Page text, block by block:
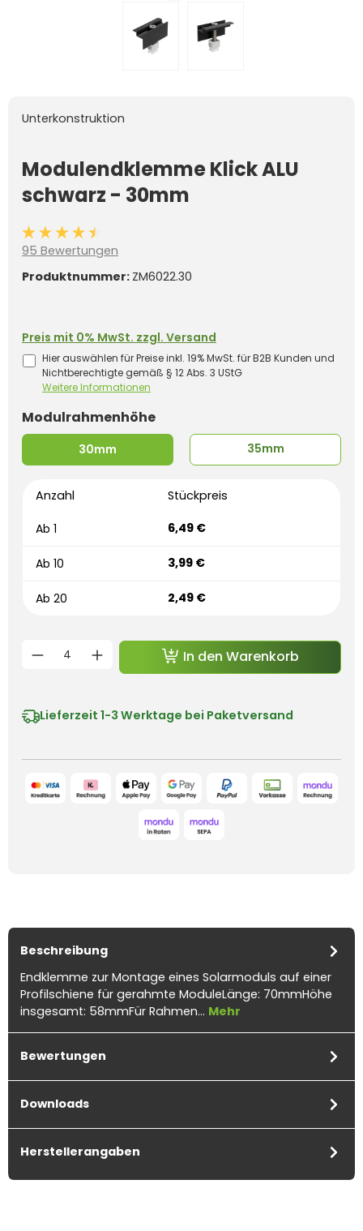
Unterkonstruktion
Modulendklemme Klick ALU
schwarz - 30mm
Durchschnittliche Bewertung von 4.4 von 5 Sternen
95 Bewertungen
Produktnummer: ZM6022.30
Anzahl Stückpreis
Ab 1 6,49 €
Ab 10 3,99 €
Ab 20 2,49 €
Preis mit 0% MwSt. zzgl. Versand
Hier auswählen für Preise inkl. 19% MwSt. für B2B Kunden und
Nichtberechtigte gemäß § 12 Abs. 3 UStG
Weitere Informationen
Lieferzeit 1-3 Werktage bei Paketversand
Modulrahmenhöheauswählen
30mm 35mm
Produkt Anzahl: Gib den
In den Warenkorb
Beschreibung
Endklemme zur Montage eines Solarmoduls auf einer
Profilschiene für gerahmte ModuleLänge: 70mmHöhe
insgesamt: 58mmFür Rahmen… Mehr
Bewertungen
Downloads
Herstellerangaben